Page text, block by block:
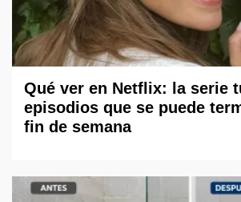
Qué ver en Netflix: la serie
episodios que se puede
fin de semana